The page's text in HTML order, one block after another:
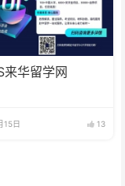
来华留学网
15日 13